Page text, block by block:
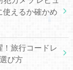
使えるか確かめ
旅行コードレ
び方